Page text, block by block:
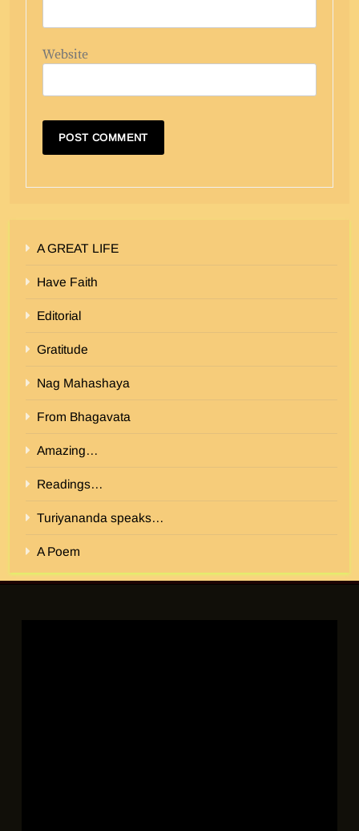
A GREAT LIFE
Have Faith
Editorial
Gratitude
Nag Mahashaya
From Bhagavata
Amazing…
Readings…
Turiyananda speaks…
A Poem
Website